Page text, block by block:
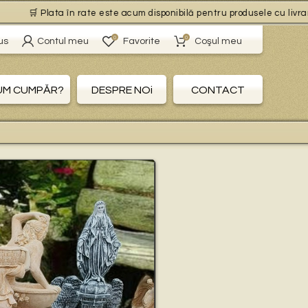
🛒 Plata în rate este acum disponibilă pentru produsele cu livrare
Contul meu 0 Favorite 0 Coşul meu
CUMPĂR? DESPRE NOi CONTACT